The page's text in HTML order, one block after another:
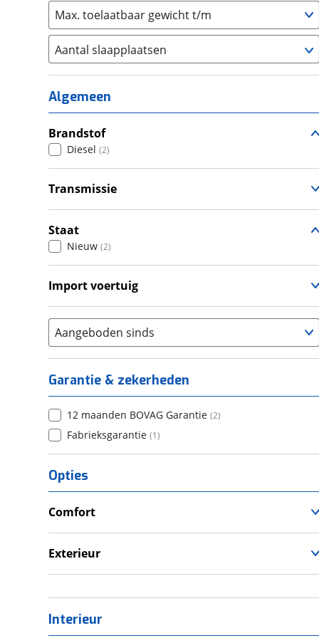
Max. toelaatbaar gewicht t/m
Aantal slaapplaatsen
1 (0)
2 (0)
3 (0)
4 (0)
5 (0)
6+ (0)
Algemeen
Brandstof
Diesel (2)
Transmissie
Staat
Nieuw (2)
Import voertuig
Nee (1)
Aangeboden sinds
Garantie & zekerheden
12 maanden BOVAG Garantie (2)
Fabrieksgarantie (1)
Opties
Comfort
Televisie
Exterieur
Interieur